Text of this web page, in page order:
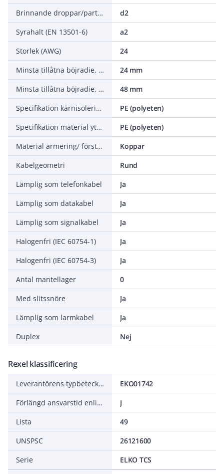
Brinnande droppar/partiklar (EN 13501-6)
d2
Syrahalt (EN 13501-6)
a2
Storlek (AWG)
24
Minsta tillåtna böjradie, rörlig tillämpning med fri rörelse
24 mm
Minsta tillåtna böjradie, stationär tillämpning/permanent installation
48 mm
Specifikation kärnisolering
PE (polyeten)
Specifikation material yttre mantel
PE (polyeten)
Material armering/ förstärkning
Koppar
Kabelgeometri
Rund
Lämplig som telefonkabel
Ja
Lämplig som datakabel
Ja
Lämplig som signalkabel
Ja
Halogenfri (IEC 60754-1)
Ja
Halogenfri (IEC 60754-3)
Ja
Antal mantellager
0
Med slitssnöre
Ja
Lämplig som larmkabel
Ja
Duplex
Nej
Rexel klassificering
Leverantörens typbeteckning
EKO01742
Förlängd ansvarstid enligt ALEM-09
J
Lista
49
UNSPSC
26121600
Serie
ELKO TCS